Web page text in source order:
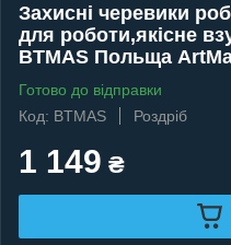
Захисні черевики
для роботи,якісне
BTMAS Польща
Готово до відправки
Код: BTMAS
Роздріб
1 149 ₴